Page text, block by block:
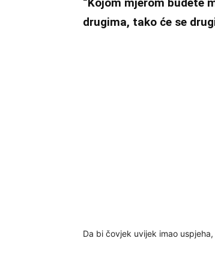
drugima, tako će se
Da bi čovjek uvijek imao